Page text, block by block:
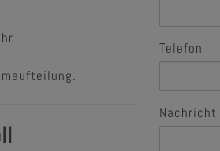
Telefon
Nachricht